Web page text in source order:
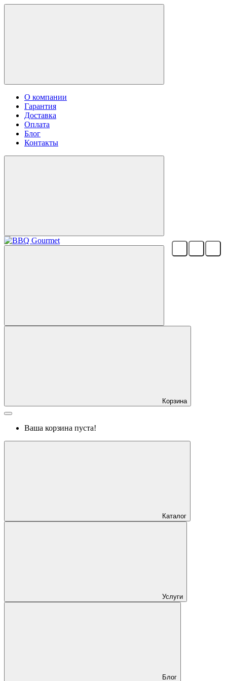
О компании
Гарантия
Доставка
Оплата
Блог
Контакты
Корзина
Ваша корзина пуста!
Каталог
Услуги
Блог